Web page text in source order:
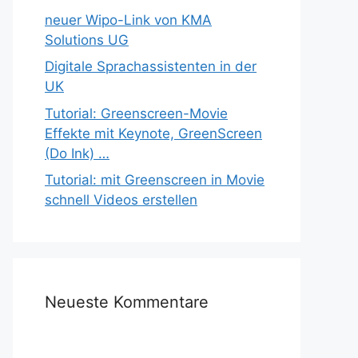
neuer Wipo-Link von KMA
Solutions UG
Digitale Sprachassistenten in der
UK
Tutorial: Greenscreen-Movie
Effekte mit Keynote, GreenScreen
(Do Ink) …
Tutorial: mit Greenscreen in Movie
schnell Videos erstellen
Neueste Kommentare